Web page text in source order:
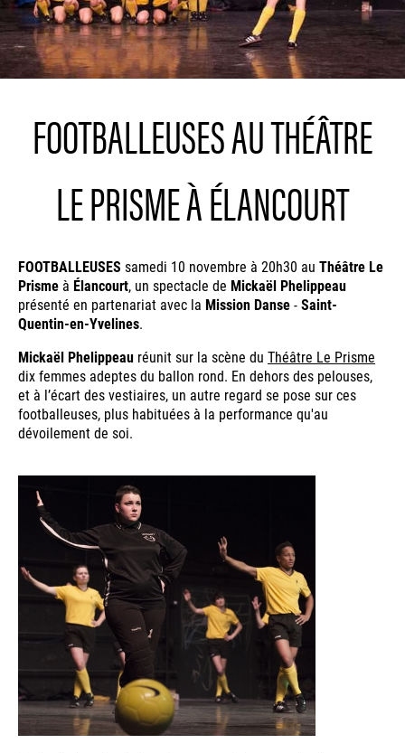
FOOTBALLEUSES AU THÉÂTRE
LE PRISME À ÉLANCOURT
FOOTBALLEUSES samedi 10 novembre à 20h30 au Théâtre Le
Prisme à Élancourt, un spectacle de Mickaël Phelippeau
présenté en partenariat avec la Mission Danse-Saint-
Quentin-en-Yvelines.
Mickaël Phelippeau réunit sur la scène du Théâtre Le Prisme
dix femmes adeptes du ballon rond. En dehors des pelouses,
et à l’écart des vestiaires, un autre regard se pose sur ces
footballeuses, plus habituées à la performance qu'au
dévoilement de soi.